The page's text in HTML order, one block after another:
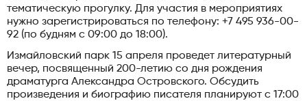
тематическую прогулку. Для участия в мероприятиях
нужно зарегистрироваться по телефону: +7 495 936-00-
92 (по будням с 09:00 до 18:00).
Измайловский парк 15 апреля проведет литературный
вечер, посвященный 200-летию со дня рождения
драматурга Александра Островского. Обсудить
произведения и биографию писателя планируют с 17:00